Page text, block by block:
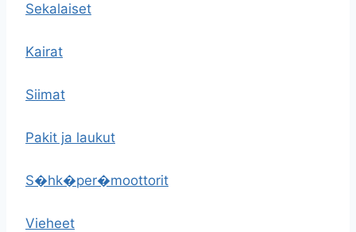
Sekalaiset
Kairat
Siimat
Pakit ja laukut
S�hk�per�moottorit
Vieheet